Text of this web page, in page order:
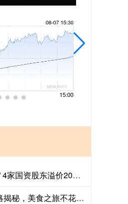
股速查 国民养老再度“引战” 4家国资股东溢价20%入场
泸深在线 潮州美食省钱攻略揭秘，美食之旅不花冤枉钱！_餐厅_小吃_砂锅